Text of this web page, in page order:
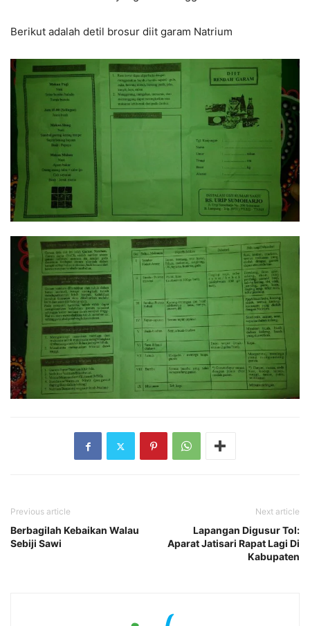
Berikut adalah detil brosur diit garam Natrium
Previous article
Berbagilah Kebaikan Walau
Sebiji Sawi
Next article
Lapangan Digusur Tol:
Aparat Jatisari Rapat Lagi Di
Kabupaten